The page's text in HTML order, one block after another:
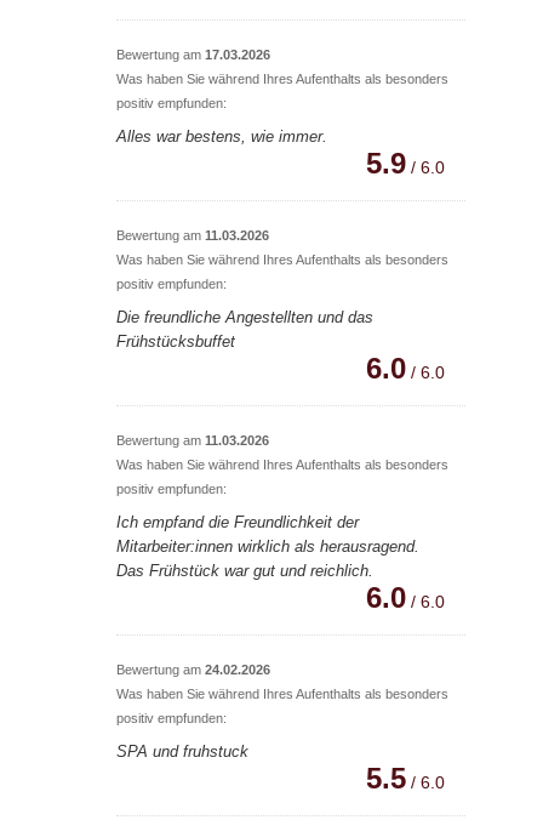
Bewertung am 17.03.2026
Was haben Sie während Ihres Aufenthalts als besonders
positiv empfunden:
Alles war bestens, wie immer.
5.9/ 6.0
Bewertung am 11.03.2026
Was haben Sie während Ihres Aufenthalts als besonders
positiv empfunden:
Die freundliche Angestellten und das
Frühstücksbuffet
6.0/ 6.0
Bewertung am 11.03.2026
Was haben Sie während Ihres Aufenthalts als besonders
positiv empfunden:
Ich empfand die Freundlichkeit der
Mitarbeiter:innen wirklich als herausragend.
Das Frühstück war gut und reichlich.
6.0/ 6.0
Bewertung am 24.02.2026
Was haben Sie während Ihres Aufenthalts als besonders
positiv empfunden:
SPA und fruhstuck
5.5/ 6.0